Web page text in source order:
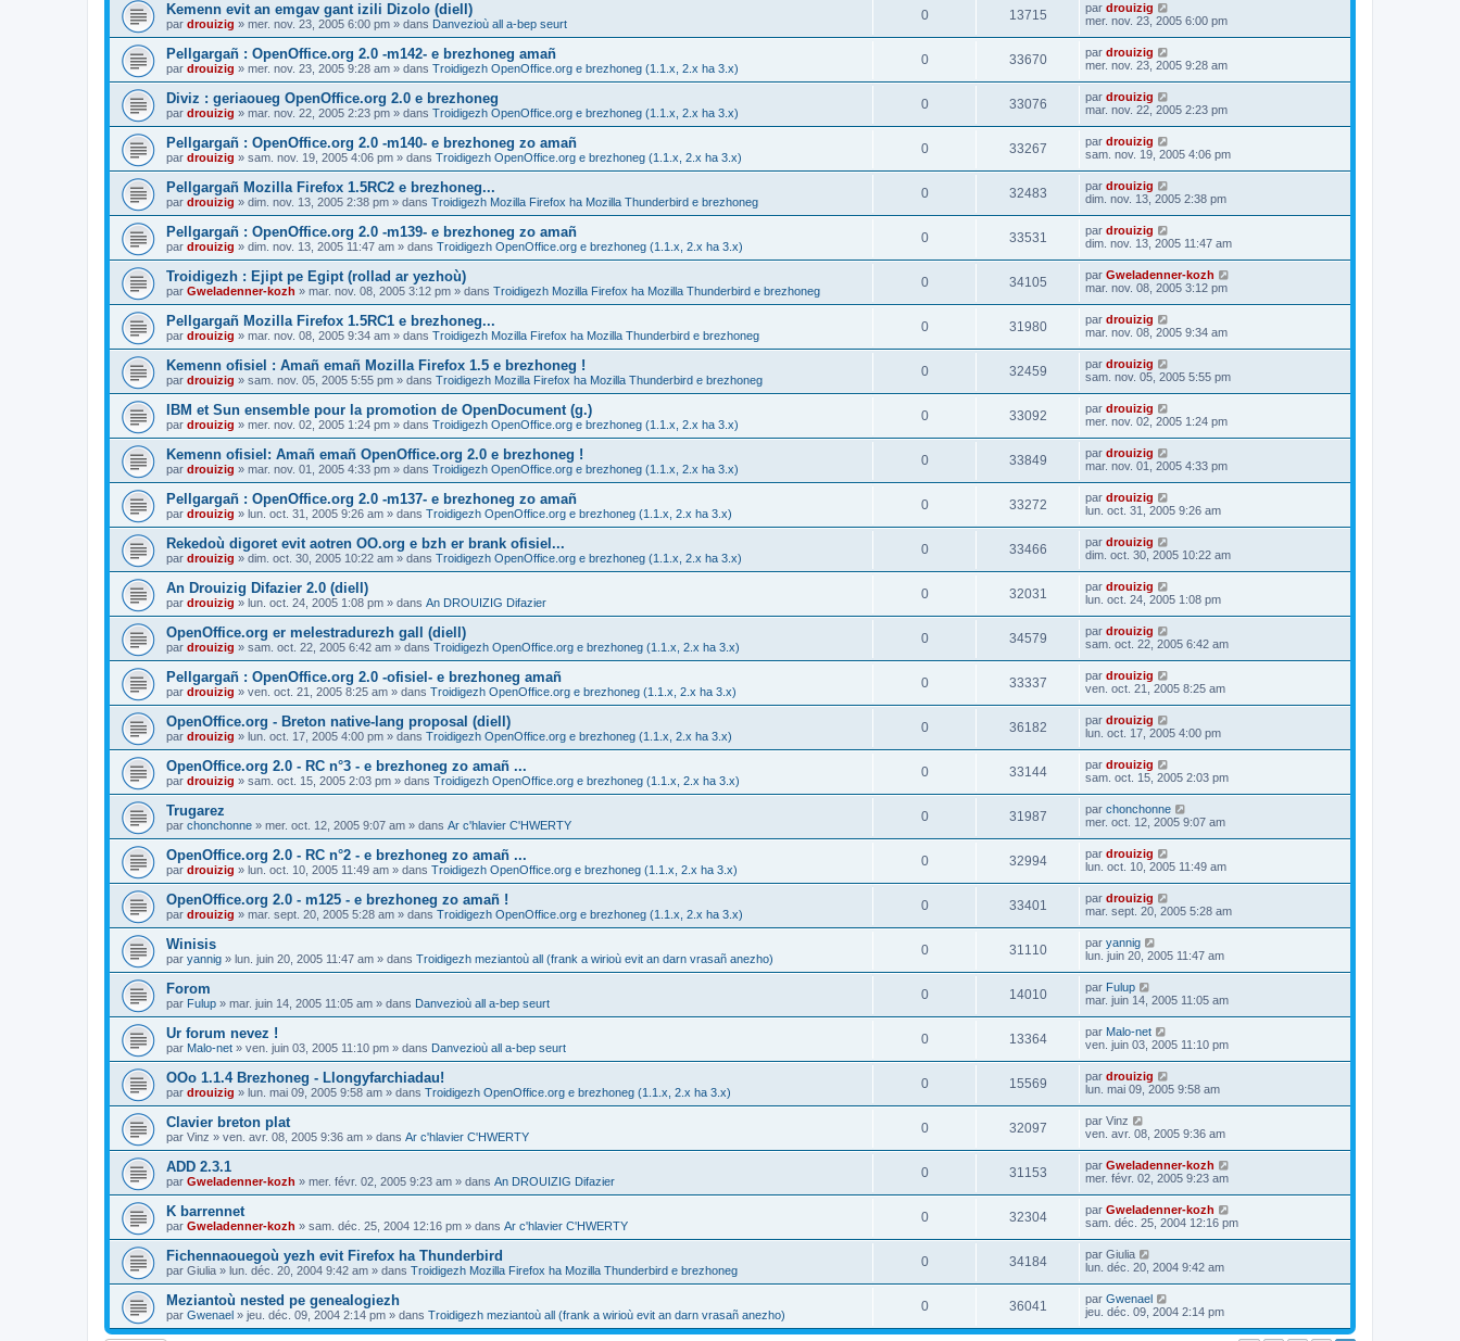
Kemenn evit an emgav gant izili Dizolo (diell)
par drouizig » mer. nov. 23, 2005 6:00 pm » dans Danvezioù all a-bep seurt
0 13715 par drouizig
mer. nov. 23, 2005 6:00 pm
Pellgargañ : OpenOffice.org 2.0 -m142- e brezhoneg amañ
par drouizig » mer. nov. 23, 2005 9:28 am » dans Troidigezh OpenOffice.org e brezhoneg (1.1.x, 2.x ha 3.x)
0 33670 par drouizig
mer. nov. 23, 2005 9:28 am
Diviz : geriaoueg OpenOffice.org 2.0 e brezhoneg
par drouizig » mar. nov. 22, 2005 2:23 pm » dans Troidigezh OpenOffice.org e brezhoneg (1.1.x, 2.x ha 3.x)
0 33076 par drouizig
mar. nov. 22, 2005 2:23 pm
Pellgargañ : OpenOffice.org 2.0 -m140- e brezhoneg zo amañ
par drouizig » sam. nov. 19, 2005 4:06 pm » dans Troidigezh OpenOffice.org e brezhoneg (1.1.x, 2.x ha 3.x)
0 33267 par drouizig
sam. nov. 19, 2005 4:06 pm
Pellgargañ Mozilla Firefox 1.5RC2 e brezhoneg...
par drouizig » dim. nov. 13, 2005 2:38 pm » dans Troidigezh Mozilla Firefox ha Mozilla Thunderbird e brezhoneg
0 32483 par drouizig
dim. nov. 13, 2005 2:38 pm
Pellgargañ : OpenOffice.org 2.0 -m139- e brezhoneg zo amañ
par drouizig » dim. nov. 13, 2005 11:47 am » dans Troidigezh OpenOffice.org e brezhoneg (1.1.x, 2.x ha 3.x)
0 33531 par drouizig
dim. nov. 13, 2005 11:47 am
Troidigezh : Ejipt pe Egipt (rollad ar yezhoù)
par Gweladenner-kozh » mar. nov. 08, 2005 3:12 pm » dans Troidigezh Mozilla Firefox ha Mozilla Thunderbird e brezhoneg
0 34105 par Gweladenner-kozh
mar. nov. 08, 2005 3:12 pm
Pellgargañ Mozilla Firefox 1.5RC1 e brezhoneg...
par drouizig » mar. nov. 08, 2005 9:34 am » dans Troidigezh Mozilla Firefox ha Mozilla Thunderbird e brezhoneg
0 31980 par drouizig
mar. nov. 08, 2005 9:34 am
Kemenn ofisiel : Amañ emañ Mozilla Firefox 1.5 e brezhoneg !
par drouizig » sam. nov. 05, 2005 5:55 pm » dans Troidigezh Mozilla Firefox ha Mozilla Thunderbird e brezhoneg
0 32459 par drouizig
sam. nov. 05, 2005 5:55 pm
IBM et Sun ensemble pour la promotion de OpenDocument (g.)
par drouizig » mer. nov. 02, 2005 1:24 pm » dans Troidigezh OpenOffice.org e brezhoneg (1.1.x, 2.x ha 3.x)
0 33092 par drouizig
mer. nov. 02, 2005 1:24 pm
Kemenn ofisiel: Amañ emañ OpenOffice.org 2.0 e brezhoneg !
par drouizig » mar. nov. 01, 2005 4:33 pm » dans Troidigezh OpenOffice.org e brezhoneg (1.1.x, 2.x ha 3.x)
0 33849 par drouizig
mar. nov. 01, 2005 4:33 pm
Pellgargañ : OpenOffice.org 2.0 -m137- e brezhoneg zo amañ
par drouizig » lun. oct. 31, 2005 9:26 am » dans Troidigezh OpenOffice.org e brezhoneg (1.1.x, 2.x ha 3.x)
0 33272 par drouizig
lun. oct. 31, 2005 9:26 am
Rekedoù digoret evit aotren OO.org e bzh er brank ofisiel...
par drouizig » dim. oct. 30, 2005 10:22 am » dans Troidigezh OpenOffice.org e brezhoneg (1.1.x, 2.x ha 3.x)
0 33466 par drouizig
dim. oct. 30, 2005 10:22 am
An Drouizig Difazier 2.0 (diell)
par drouizig » lun. oct. 24, 2005 1:08 pm » dans An DROUIZIG Difazier
0 32031 par drouizig
lun. oct. 24, 2005 1:08 pm
OpenOffice.org er melestradurezh gall (diell)
par drouizig » sam. oct. 22, 2005 6:42 am » dans Troidigezh OpenOffice.org e brezhoneg (1.1.x, 2.x ha 3.x)
0 34579 par drouizig
sam. oct. 22, 2005 6:42 am
Pellgargañ : OpenOffice.org 2.0 -ofisiel- e brezhoneg amañ
par drouizig » ven. oct. 21, 2005 8:25 am » dans Troidigezh OpenOffice.org e brezhoneg (1.1.x, 2.x ha 3.x)
0 33337 par drouizig
ven. oct. 21, 2005 8:25 am
OpenOffice.org - Breton native-lang proposal (diell)
par drouizig » lun. oct. 17, 2005 4:00 pm » dans Troidigezh OpenOffice.org e brezhoneg (1.1.x, 2.x ha 3.x)
0 36182 par drouizig
lun. oct. 17, 2005 4:00 pm
OpenOffice.org 2.0 - RC n°3 - e brezhoneg zo amañ ...
par drouizig » sam. oct. 15, 2005 2:03 pm » dans Troidigezh OpenOffice.org e brezhoneg (1.1.x, 2.x ha 3.x)
0 33144 par drouizig
sam. oct. 15, 2005 2:03 pm
Trugarez
par chonchonne » mer. oct. 12, 2005 9:07 am » dans Ar c'hlavier C'HWERTY
0 31987 par chonchonne
mer. oct. 12, 2005 9:07 am
OpenOffice.org 2.0 - RC n°2 - e brezhoneg zo amañ ...
par drouizig » lun. oct. 10, 2005 11:49 am » dans Troidigezh OpenOffice.org e brezhoneg (1.1.x, 2.x ha 3.x)
0 32994 par drouizig
lun. oct. 10, 2005 11:49 am
OpenOffice.org 2.0 - m125 - e brezhoneg zo amañ !
par drouizig » mar. sept. 20, 2005 5:28 am » dans Troidigezh OpenOffice.org e brezhoneg (1.1.x, 2.x ha 3.x)
0 33401 par drouizig
mar. sept. 20, 2005 5:28 am
Winisis
par yannig » lun. juin 20, 2005 11:47 am » dans Troidigezh meziantoù all (frank a wirioù evit an darn vrasañ anezho)
0 31110 par yannig
lun. juin 20, 2005 11:47 am
Forom
par Fulup » mar. juin 14, 2005 11:05 am » dans Danvezioù all a-bep seurt
0 14010 par Fulup
mar. juin 14, 2005 11:05 am
Ur forum nevez !
par Malo-net » ven. juin 03, 2005 11:10 pm » dans Danvezioù all a-bep seurt
0 13364 par Malo-net
ven. juin 03, 2005 11:10 pm
OOo 1.1.4 Brezhoneg - Llongyfarchiadau!
par drouizig » lun. mai 09, 2005 9:58 am » dans Troidigezh OpenOffice.org e brezhoneg (1.1.x, 2.x ha 3.x)
0 15569 par drouizig
lun. mai 09, 2005 9:58 am
Clavier breton plat
par Vinz » ven. avr. 08, 2005 9:36 am » dans Ar c'hlavier C'HWERTY
0 32097 par Vinz
ven. avr. 08, 2005 9:36 am
ADD 2.3.1
par Gweladenner-kozh » mer. févr. 02, 2005 9:23 am » dans An DROUIZIG Difazier
0 31153 par Gweladenner-kozh
mer. févr. 02, 2005 9:23 am
K barrennet
par Gweladenner-kozh » sam. déc. 25, 2004 12:16 pm » dans Ar c'hlavier C'HWERTY
0 32304 par Gweladenner-kozh
sam. déc. 25, 2004 12:16 pm
Fichennaouegoù yezh evit Firefox ha Thunderbird
par Giulia » lun. déc. 20, 2004 9:42 am » dans Troidigezh Mozilla Firefox ha Mozilla Thunderbird e brezhoneg
0 34184 par Giulia
lun. déc. 20, 2004 9:42 am
Meziantoù nested pe genealogiezh
par Gwenael » jeu. déc. 09, 2004 2:14 pm » dans Troidigezh meziantoù all (frank a wirioù evit an darn vrasañ anezho)
0 36041 par Gwenael
jeu. déc. 09, 2004 2:14 pm